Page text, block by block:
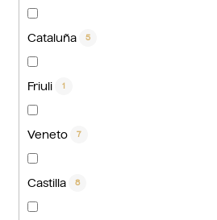
Cataluña 5
Friuli 1
Veneto 7
Castilla 8